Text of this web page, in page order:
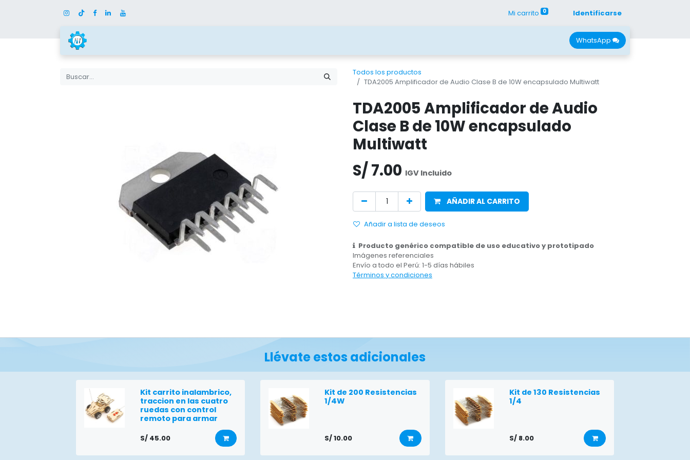
Mi carrito 0 Identificarse
WhatsApp
Todos los productos
TDA2005 Amplificador de Audio Clase B de 10W encapsulado Multiwatt
TDA2005 Amplificador de Audio
Clase B de 10W encapsulado
Multiwatt
S/7.00 IGV Incluido
AÑADIR AL CARRITO
Añadir a lista de deseos
Producto genérico compatible de uso educativo y prototipado
Imágenes referenciales
Envío a todo el Perú: 1-5 días hábiles
Términos y condiciones
Llévate estos adicionales
Kit carrito inalambrico,
traccion en las cuatro
ruedas con control
remoto para armar
S/ 45.00
Kit de 200 Resistencias
1/4W
S/10.00
Kit de 130 Resistencias
1/4
S/ 8.00